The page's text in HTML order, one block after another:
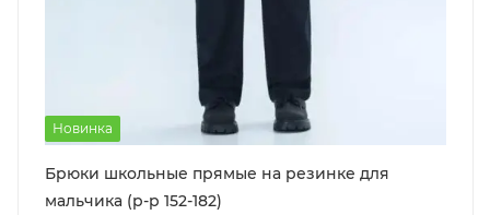
Новинка
Брюки школьные прямые на резинке для
мальчика (р-р 152-182)